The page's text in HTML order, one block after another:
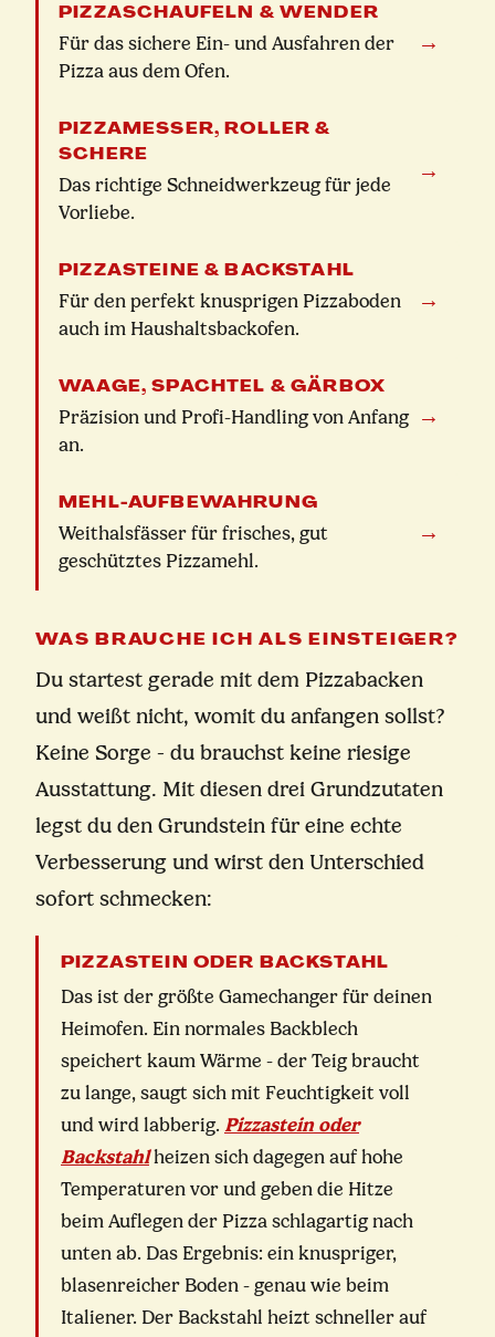
PIZZASCHAUFELN & WENDER
Für das sichere Ein- und Ausfahren der
Pizza aus dem Ofen.
→
PIZZAMESSER, ROLLER &
SCHERE
Das richtige Schneidwerkzeug für jede
Vorliebe.
→
PIZZASTEINE & BACKSTAHL
Für den perfekt knusprigen Pizzaboden
auch im Haushaltsbackofen.
→
WAAGE, SPACHTEL & GÄRBOX
Präzision und Profi-Handling von Anfang
an.
→
MEHL-AUFBEWAHRUNG
Weithalsfässer für frisches, gut
geschütztes Pizzamehl.
→
WAS BRAUCHE ICH ALS EINSTEIGER?
Du startest gerade mit dem Pizzabacken
und weißt nicht, womit du anfangen sollst?
Keine Sorge - du brauchst keine riesige
Ausstattung. Mit diesen drei Grundzutaten
legst du den Grundstein für eine echte
Verbesserung und wirst den Unterschied
sofort schmecken:
PIZZASTEIN ODER BACKSTAHL
Das ist der größte Gamechanger für deinen
Heimofen. Ein normales Backblech
speichert kaum Wärme - der Teig braucht
zu lange, saugt sich mit Feuchtigkeit voll
und wird labberig. Pizzastein oder
Backstahlheizen sich dagegen auf hohe
Temperaturen vor und geben die Hitze
beim Auflegen der Pizza schlagartig nach
unten ab. Das Ergebnis: ein knuspriger,
blasenreicher Boden - genau wie beim
Italiener. Der Backstahl heizt schneller auf